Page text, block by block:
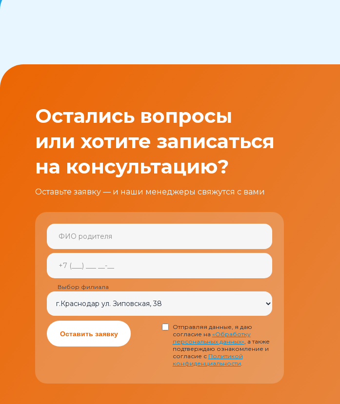
Реестр тренеров
ул. Зиповская, 38
+7 (918) 69-65-111
+7 (918) 65-69-111
Записаться на
консультацию
Остались вопросы
или хотите записаться
на консультацию?
Оставьте заявку — и наши менеджеры свяжутся с вами
Получить
консультацию
Выбор филиала
Оставить заявку
Отправляя данные, я даю
согласие на «Обработку
персональных данных», а также
подтверждаю ознакомление и
согласие с Политикой
конфиденциальности.
вы
это
пустым.